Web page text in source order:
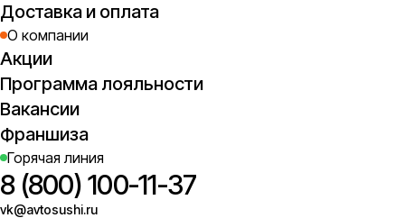
Доставка и оплата
О компании
Акции
Программа лояльности
Вакансии
Франшиза
Горячая линия
8 (800) 100-11-37
vk@avtosushi.ru